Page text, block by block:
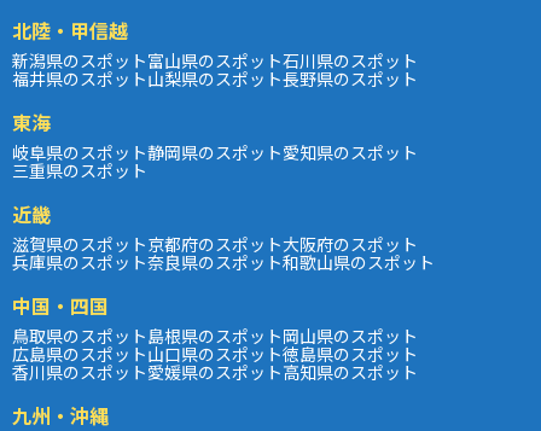
北陸・甲信越
新潟県のスポット富山県のスポット石川県のスポット
福井県のスポット山梨県のスポット長野県のスポット
東海
岐阜県のスポット静岡県のスポット愛知県のスポット
三重県のスポット
近畿
滋賀県のスポット京都府のスポット大阪府のスポット
兵庫県のスポット奈良県のスポット和歌山県のスポット
中国・四国
鳥取県のスポット島根県のスポット岡山県のスポット
広島県のスポット山口県のスポット徳島県のスポット
香川県のスポット愛媛県のスポット高知県のスポット
九州・沖縄